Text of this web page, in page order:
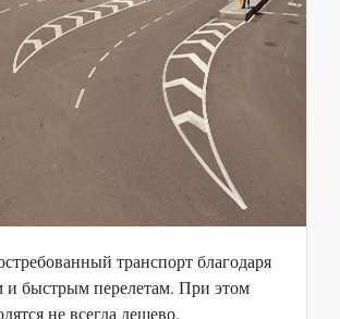
транспорт благодаря
быстрым перелетам. При этом
не всегда дешево.